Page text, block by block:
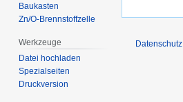
Baukasten
Zn/O-Brennstoffzelle
Werkzeuge
Datei hochladen
Spezialseiten
Druckversion
Datenschutz